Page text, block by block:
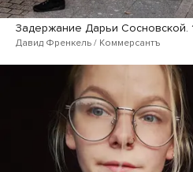
Задержание Дарьи Сосновской.
Давид Френкель / Коммерсантъ